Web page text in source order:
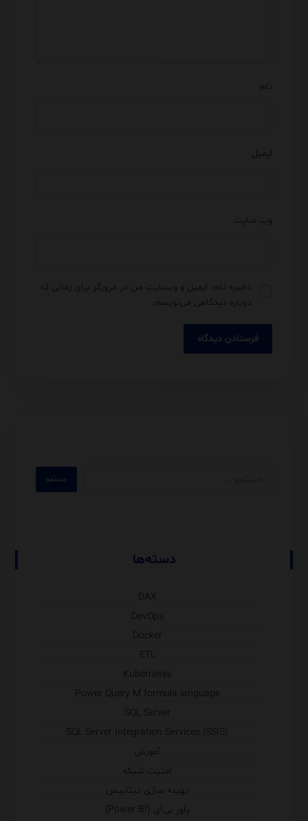
نام
ایمیل
وب‌ سایت
ذخیره نام، ایمیل و وبسایت من در مرورگر برای زمانی که
دوباره دیدگاهی می‌نویسم.
دسته‌ها
DAX
DevOps
Docker
ETL
Kubernetes
Power Query M formula language
SQL Server
SQL Server Integration Services (SSIS)
آموزش
امنیت شبکه
بهینه سازی دیتابیس
پاور بی‌آی (Power BI)